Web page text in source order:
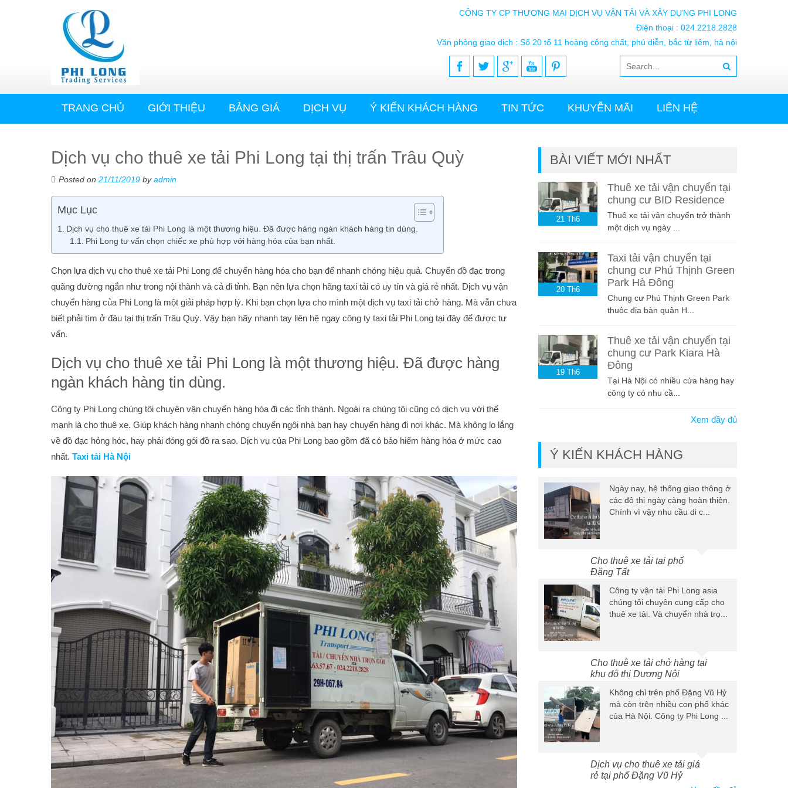
CÔNG TY CP THƯƠNG MẠI DỊCH VỤ VẬN TẢI VÀ XÂY DỰNG PHI LONG
Điện thoại : 024.2218.2828
Văn phòng giao dịch : Số 20 tổ 11 hoàng công chất, phú diễn, bắc từ liêm, hà nội
TRANG CHỦ GIỚI THIỆU BẢNG GIÁ DỊCH VỤ Ý KIẾN KHÁCH HÀNG TIN TỨC KHUYỄN MÃI LIÊN HỆ
Dịch vụ cho thuê xe tải Phi Long tại thị trấn Trâu Quỳ
Posted on 21/11/2019 byadmin
Mục Lục
Dịch vụ cho thuê xe tải Phi Long là một thương hiệu. Đã được hàng ngàn khách hàng tin dùng.
Phi Long tư vấn chọn chiếc xe phù hợp với hàng hóa của bạn nhất.
Chọn lựa dịch vụ cho thuê xe tải Phi Long để chuyển hàng hóa cho bạn để nhanh chóng hiệu quả. Chuyển đồ đạc trong
quãng đường ngắn như trong nội thành và cả đi tỉnh. Bạn nên lựa chọn hãng taxi tải có uy tín và giá rẻ nhất. Dịch vụ vận
chuyển hàng của Phi Long là một giải pháp hợp lý. Khi bạn chọn lựa cho mình một dịch vụ taxi tải chở hàng. Mà vẫn chưa
biết phải tìm ở đâu tại thị trấn Trâu Quỳ. Vậy bạn hãy nhanh tay liên hệ ngay công ty taxi tải Phi Long tại đây để được tư
vấn.
Dịch vụ cho thuê xe tải Phi Long là một thương hiệu. Đã được hàng
ngàn khách hàng tin dùng.
Công ty Phi Long chúng tôi chuyên vận chuyển hàng hóa đi các tỉnh thành. Ngoài ra chúng tôi cũng có dịch vụ với thế
mạnh là cho thuê xe. Giúp khách hàng nhanh chóng chuyển ngôi nhà bạn hay chuyển hàng đi nơi khác. Mà không lo lắng
về đồ đạc hỏng hóc, hay phải đóng gói đồ ra sao. Dịch vụ của Phi Long bao gồm đã có bảo hiểm hàng hóa ở mức cao
nhất. Taxi tải Hà Nội
BÀI VIẾT MỚI NHẤT
21 Th6
Thuê xe tải vận chuyển tại
chung cư BID Residence
Thuê xe tải vận chuyển trở thành
một dịch vụ ngày ...
20 Th6
Taxi tải vận chuyển tại
chung cư Phú Thịnh Green
Park Hà Đông
Chung cư Phú Thịnh Green Park
thuộc địa bàn quận H...
19 Th6
Thuê xe tải vận chuyển tại
chung cư Park Kiara Hà
Đông
Tại Hà Nội có nhiều cửa hàng hay
công ty có nhu cầ...
Xem đầy đủ
Ý KIẾN KHÁCH HÀNG
Ngày nay, hệ thống giao thông ở
các đô thị ngày càng hoàn thiện.
Chính vì vậy nhu cầu di c...
Cho thuê xe tải tại phố
Đặng Tất
Công ty vận tải Phi Long asia
chúng tôi chuyên cung cấp cho
thuê xe tải. Và chuyển nhà trọ...
Cho thuê xe tải chở hàng tại
khu đô thị Dương Nội
Không chỉ trên phố Đặng Vũ Hỷ
mà còn trên nhiều con phố khác
của Hà Nội. Công ty Phi Long ...
Dịch vụ cho thuê xe tải giá
rẻ tại phố Đặng Vũ Hỷ